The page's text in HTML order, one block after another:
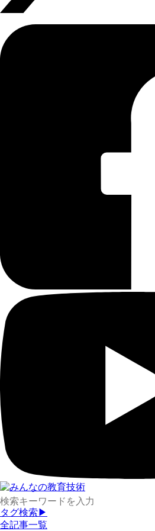
タグ検索▶
全記事一覧